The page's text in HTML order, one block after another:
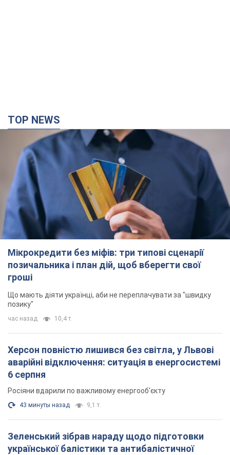
TOP NEWS
Мікрокредити без міфів: три типові сценарії
позичальника і план дій, щоб вберегти свої
гроші
Що мають діяти українці, аби не переплачувати за "швидку
позику"
час назад 10,4 т.
Херсон повністю лишився без світла, у Львові
аварійні відключення: ситуація в енергосистемі
6 серпня
Росіяни вдарили по важливому енергооб'єкту
43 минуты назад 9,1 т.
Зеленський зібрав нараду щодо підготовки
української балістики та антибалістичної